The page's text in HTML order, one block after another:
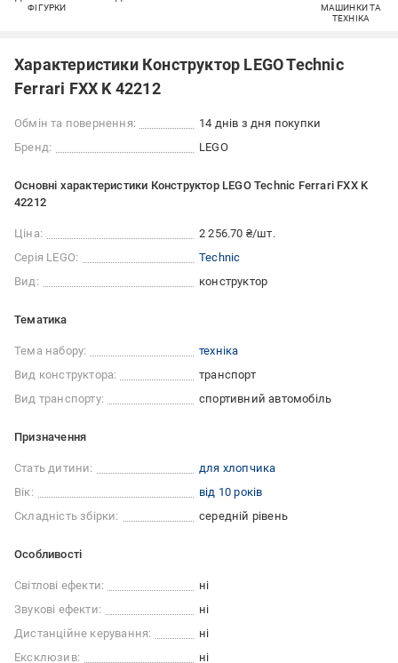
ФІГУРКИ
МАШИНКИ ТА
ТЕХНІКА
Характеристики Конструктор LEGO Technic
Ferrari FXX K 42212
Обмін та повернення:
14 днів з дня покупки
Бренд:
LEGO
Основні характеристики Конструктор LEGO Technic Ferrari FXX K
42212
Ціна:
2 256.70 ₴/шт.
Серія LEGO:
Technic
Вид:
конструктор
Тематика
Тема набору:
техніка
Вид конструктора:
транспорт
Вид транспорту:
спортивний автомобіль
Призначення
Стать дитини:
для хлопчика
Вік:
від 10 років
Складність збірки:
середній рівень
Особливості
Світлові ефекти:
ні
Звукові ефекти:
ні
Дистанційне керування:
ні
Ексклюзив:
ні